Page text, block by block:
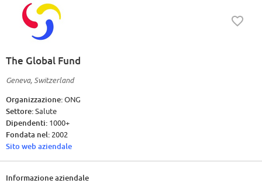
The Global Fund
Geneva, Switzerland
Organizzazione:ONG
Settore:Salute
Dipendenti: 1000+
Fondata nel: 2002
Sito web aziendale
Informazione aziendale